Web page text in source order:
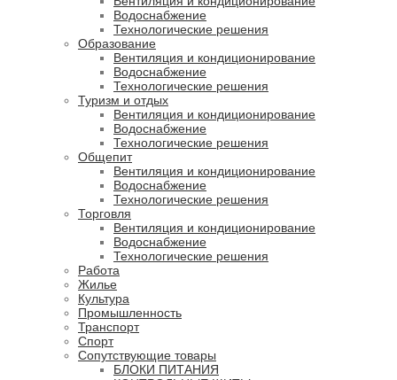
Водоснабжение
Технологические решения
Образование
Вентиляция и кондиционирование
Водоснабжение
Технологические решения
Туризм и отдых
Вентиляция и кондиционирование
Водоснабжение
Технологические решения
Общепит
Вентиляция и кондиционирование
Водоснабжение
Технологические решения
Торговля
Вентиляция и кондиционирование
Водоснабжение
Технологические решения
Работа
Жилье
Культура
Промышленность
Транспорт
Спорт
Сопутствующие товары
БЛОКИ ПИТАНИЯ